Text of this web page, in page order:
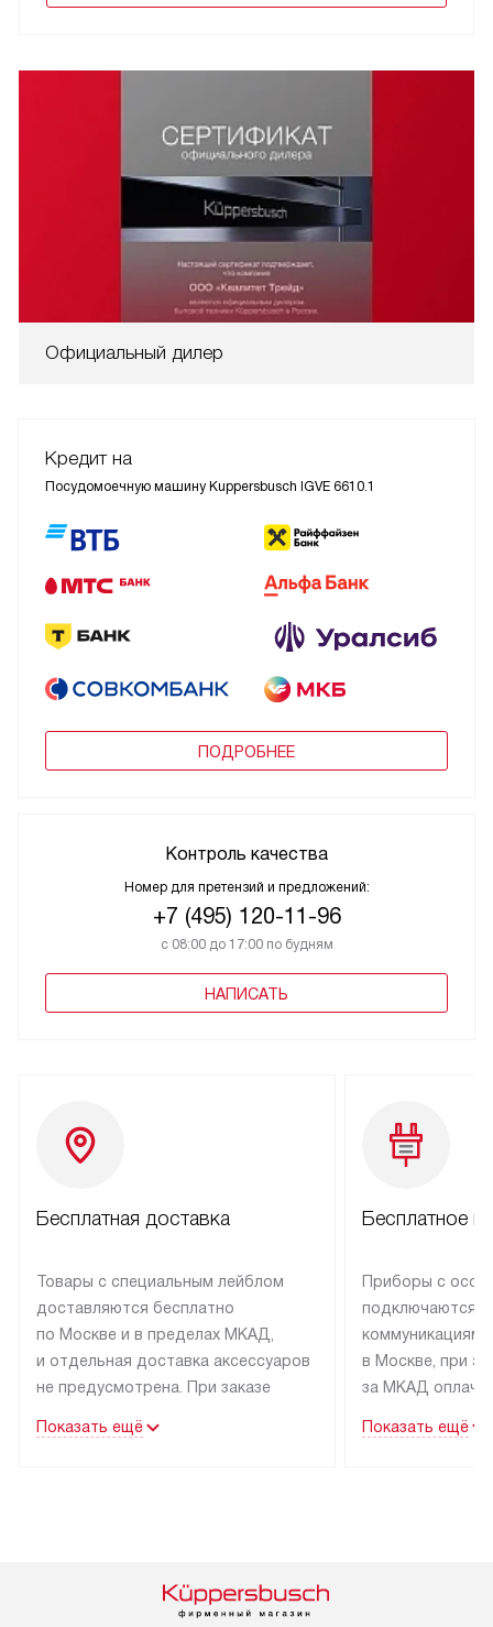
Официальный дилер
Кредит на
Посудомоечную машину Kuppersbusch IGVE 6610.1
ПОДРОБНЕЕ
Контроль качества
Номер для претензий и предложений:
+7 (495) 120-11-96
с 08:00 до 17:00 по будням
НАПИСАТЬ
Бесплатная доставка
Товары с специальным лейблом
доставляются бесплатно
по Москве и в пределах МКАД,
и отдельная доставка аксессуаров
не предусмотрена. При заказе
рекомендуем обсудить
интересен товар «Под заказ»,
Показать ещё
Бесплатное
Приборы с
подключаются к
коммуникациям
в Москве, при
за МКАД
партнера
Показать ещё